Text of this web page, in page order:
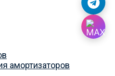
амортизаторов